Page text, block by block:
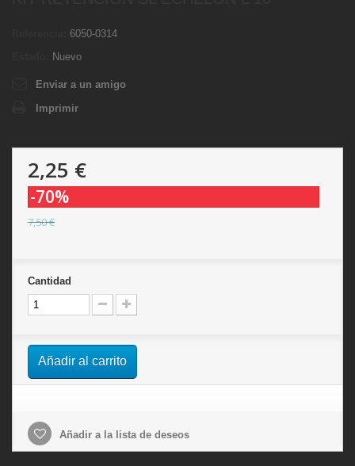
6050-0314
Nuevo
Enviar a un amigo
Imprimir
2,25 €
-70%
7,50 €
Cantidad
Añadir al carrito
Añadir a la lista de deseos